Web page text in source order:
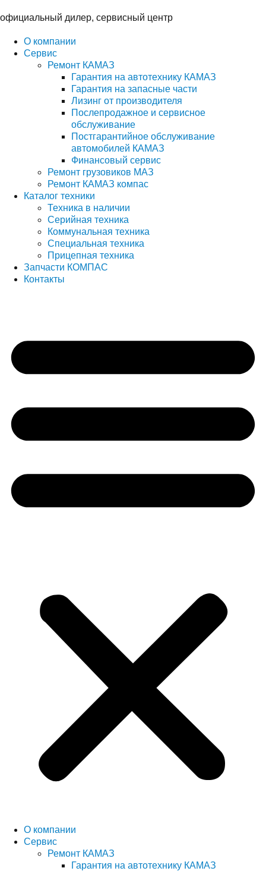
к
официальный дилер, сервисный центр
О компании
Сервис
Ремонт КАМАЗ
Гарантия на автотехнику КАМАЗ
Гарантия на запасные части
Лизинг от производителя
Послепродажное и сервисное
обслуживание
Постгарантийное обслуживание
автомобилей КАМАЗ
Финансовый сервис
Ремонт грузовиков МАЗ
Ремонт КАМАЗ компас
Каталог техники
Техника в наличии
Серийная техника
Коммунальная техника
Специальная техника
Прицепная техника
Запчасти КОМПАС
Контакты
О компании
Сервис
Ремонт КАМАЗ
Гарантия на автотехнику КАМАЗ